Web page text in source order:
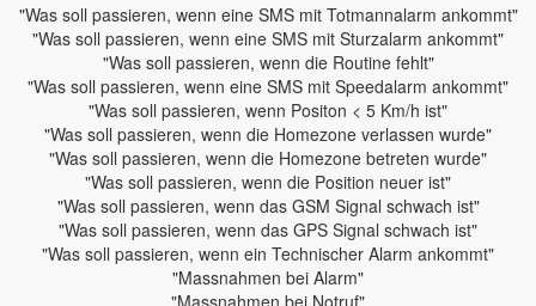
"Was soll passieren, wenn eine SMS mit Totmannalarm ankommt"
"Was soll passieren, wenn eine SMS mit Sturzalarm ankommt"
"Was soll passieren, wenn die Routine fehlt"
"Was soll passieren, wenn eine SMS mit Speedalarm ankommt"
"Was soll passieren, wenn Positon < 5 Km/h ist"
"Was soll passieren, wenn die Homezone verlassen wurde"
"Was soll passieren, wenn die Homezone betreten wurde"
"Was soll passieren, wenn die Position neuer ist"
"Was soll passieren, wenn das GSM Signal schwach ist"
"Was soll passieren, wenn das GPS Signal schwach ist"
"Was soll passieren, wenn ein Technischer Alarm ankommt"
"Massnahmen bei Alarm"